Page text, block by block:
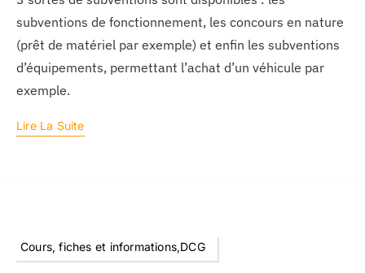
subventions de fonctionnement, les concours en nature
(prêt de matériel par exemple) et enfin les subventions
d’équipements, permettant l’achat d’un véhicule par
exemple.
Lire La Suite
Cours, fiches et informations,DCG